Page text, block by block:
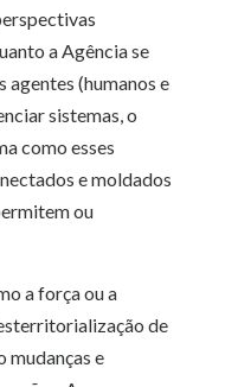
a Agência se
agentes (humanos e
sistemas, o
como esses
e moldados
ou
a força ou a
de
mudanças e